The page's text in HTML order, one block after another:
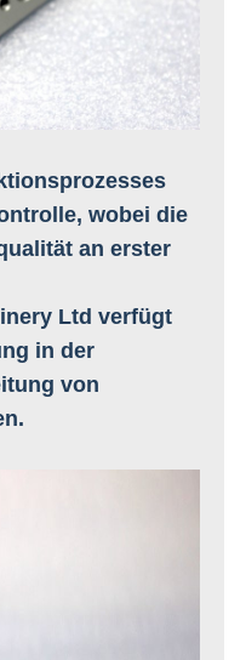
wobei die
an erster
Ltd verfügt
in der
von